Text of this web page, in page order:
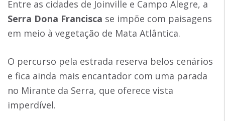
Entre as cidades de Joinville e Campo Alegre, a
Serra Dona Francisca se impõe com paisagens
em meio à vegetação de Mata Atlântica.
O percurso pela estrada reserva belos cenários
e fica ainda mais encantador com uma parada
no Mirante da Serra, que oferece vista
imperdível.